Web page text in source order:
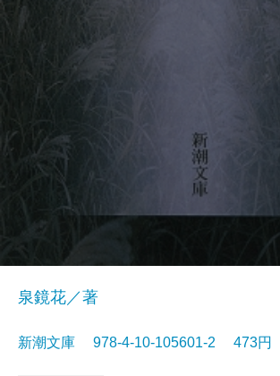
泉鏡花／著
新潮文庫 978-4-10-105601-2 473円